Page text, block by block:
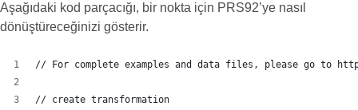
Aşağıdaki kod parçacığı, bir nokta için PRS92’ye nasıl
dönüştüreceğinizi gösterir.
// For complete examples and data files, please go to
// create transformation